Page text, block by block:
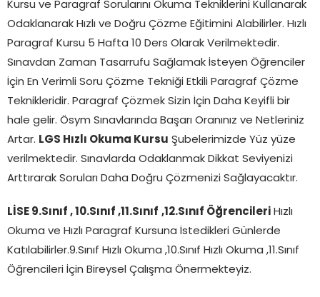
Kursu ve Paragraf Sorularını Okuma Tekniklerini Kullanarak
Odaklanarak Hızlı ve Doğru Çözme Eğitimini Alabilirler. Hızlı
Paragraf Kursu 5 Hafta 10 Ders Olarak Verilmektedir.
Sınavdan Zaman Tasarrufu Sağlamak İsteyen Öğrenciler
İçin En Verimli Soru Çözme Tekniği Etkili Paragraf Çözme
Teknikleridir. Paragraf Çözmek Sizin İçin Daha Keyifli bir
hale gelir. Ösym Sınavlarında Başarı Oranınız ve Netleriniz
Artar. LGS Hızlı Okuma Kursu Şubelerimizde Yüz yüze
verilmektedir. Sınavlarda Odaklanmak Dikkat Seviyenizi
Arttırarak Soruları Daha Doğru Çözmenizi Sağlayacaktır.
LİSE 9.Sınıf , 10.Sınıf ,11.Sınıf ,12.Sınıf Öğrencileri
Hızlı
Okuma ve Hızlı Paragraf Kursuna İstedikleri Günlerde
Katılabilirler.9.Sınıf Hızlı Okuma ,10.Sınıf Hızlı Okuma ,11.Sınıf
Öğrencileri İçin Bireysel Çalışma Önermekteyiz.